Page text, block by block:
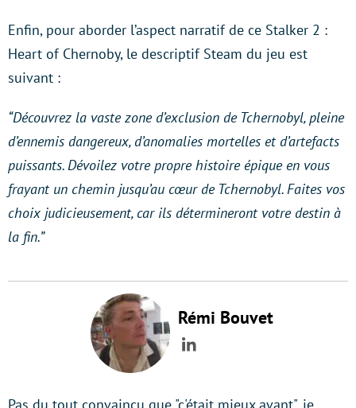
Enfin, pour aborder l’aspect narratif de ce Stalker 2 :
Heart of Chernoby, le descriptif Steam du jeu est
suivant :
“Découvrez la vaste zone d’exclusion de Tchernobyl, pleine
d’ennemis dangereux, d’anomalies mortelles et d’artefacts
puissants. Dévoilez votre propre histoire épique en vous
frayant un chemin jusqu’au cœur de Tchernobyl. Faites vos
choix judicieusement, car ils détermineront votre destin à
la fin.”
Rémi Bouvet
LinkedIn